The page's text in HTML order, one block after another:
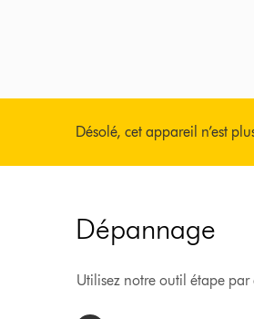
Désolé, cet appareil n’est
Dépannage
Utilisez notre outil étape